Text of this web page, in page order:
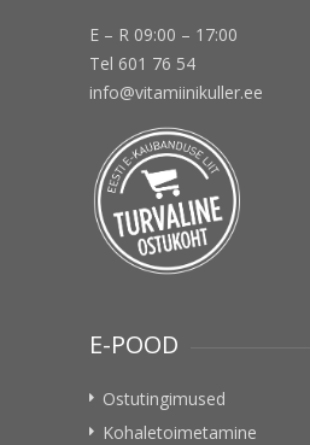
E – R 09:00 – 17:00
Tel 601 76 54
info@vitamiinikuller.ee
E-POOD
Ostutingimused
Kohaletoimetamine